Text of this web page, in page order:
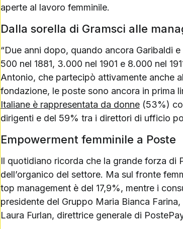
aperte al lavoro femminile.
Dalla sorella di Gramsci alle
“Due anni dopo, quando ancora Garibaldi
500 nel 1881, 3.000 nel 1901 e 8.000 nel
Antonio, che partecipò attivamente anche
fondazione, le poste sono ancora in prima
Italiane è rappresentata da donne (53%)
dirigenti e del 59% tra i direttori di ufficio
Empowerment femminile a Poste
Il quotidiano ricorda che la grande forza di
dell’organico del settore. Ma sul fronte
top management è del 17,9%, mentre i
presidente del Gruppo Maria Bianca
Laura Furlan, direttrice generale di